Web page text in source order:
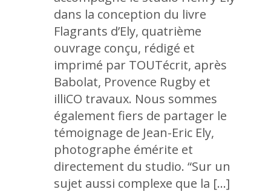
dans la conception du livre
Flagrants d’Ely, quatrième
ouvrage conçu, rédigé et
imprimé par TOUTécrit, après
Babolat, Provence Rugby et
illiCO travaux. Nous sommes
également fiers de partager le
témoignage de Jean-Eric Ely,
photographe émérite et
directement du studio. “Sur un
sujet aussi complexe que la […]